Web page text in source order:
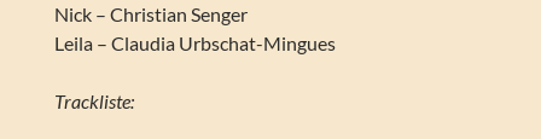
Nick – Christian Senger
Leila – Claudia Urbschat-Mingues
Trackliste: